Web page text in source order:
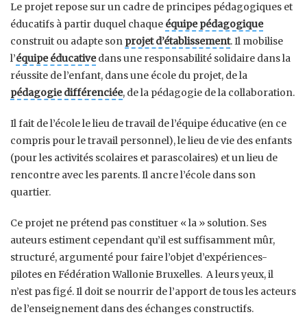
Le projet repose sur un cadre de principes pédagogiques et
éducatifs à partir duquel chaque équipe pédagogique
construit ou adapte son projet d’établissement. Il mobilise
l’équipe éducativedans une responsabilité solidaire dans la
réussite de l’enfant, dans une école du projet, de la
pédagogie différenciée, de la pédagogie de la collaboration.
Il fait de l’école le lieu de travail de l’équipe éducative (en ce
compris pour le travail personnel), le lieu de vie des enfants
(pour les activités scolaires et parascolaires) et un lieu de
rencontre avec les parents. Il ancre l’école dans son
quartier.
Ce projet ne prétend pas constituer « la » solution. Ses
auteurs estiment cependant qu’il est suffisamment mûr,
structuré, argumenté pour faire l’objet d’expériences-
pilotes en Fédération Wallonie Bruxelles. A leurs yeux, il
n’est pas figé. Il doit se nourrir de l’apport de tous les acteurs
de l’enseignement dans des échanges constructifs.